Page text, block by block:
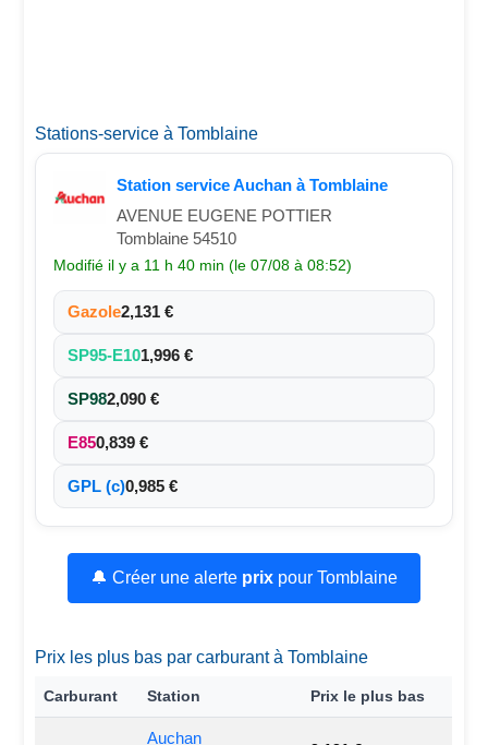
Stations-service à Tomblaine
Station service Auchan à Tomblaine
AVENUE EUGENE POTTIER
Tomblaine 54510
Modifié il y a 11 h 40 min (le 07/08 à 08:52)
Gazole2,131 €
SP95-E101,996 €
SP982,090 €
E850,839 €
GPL (c)0,985 €
🔔 Créer une alerte prix pour Tomblaine
Prix les plus bas par carburant à Tomblaine
Carburant Station Prix le plus bas
Auchan